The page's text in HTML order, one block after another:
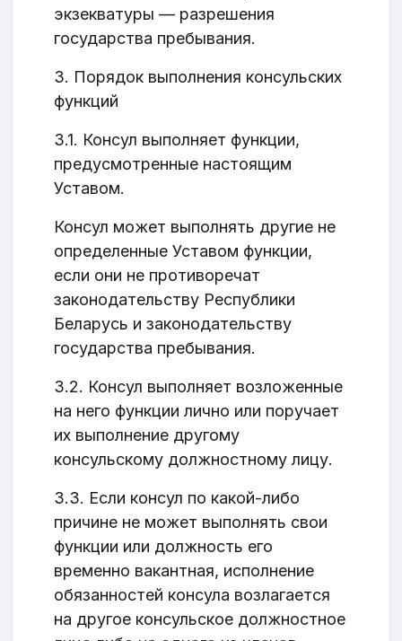
Добро пожаловать
Бюро социальной информации
Email:pr@basw-ngo.by
Тел./Факс:+375 (17) 235-04-48
Подпишитесь:
Ваше имя
экзекватуры — разрешения
государства пребывания.
3. Порядок выполнения консульских
функций
3.1. Консул выполняет функции,
предусмотренные настоящим
Уставом.
Консул может выполнять другие не
определенные Уставом функции,
если они не противоречат
законодательству Республики
Беларусь и законодательству
государства пребывания.
3.2. Консул выполняет возложенные
на него функции лично или поручает
их выполнение другому
консульскому должностному лицу.
3.3. Если консул по какой-либо
причине не может выполнять свои
функции или должность его
временно вакантная, исполнение
обязанностей консула возлагается
на другое консульское должностное